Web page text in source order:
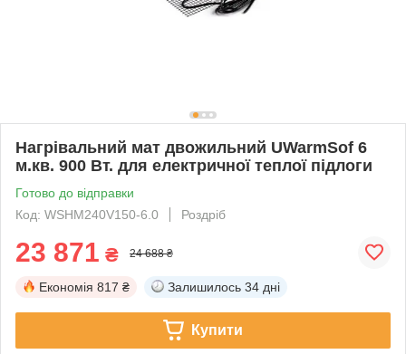
Нагрівальний мат двожильний UWarmSof 6
м.кв. 900 Вт. для електричної теплої підлоги
Готово до відправки
Код: WSHM240V150-6.0
Роздріб
23 871 ₴ 24 688 ₴
Економія 817 ₴ Залишилось 34 дні
Купити